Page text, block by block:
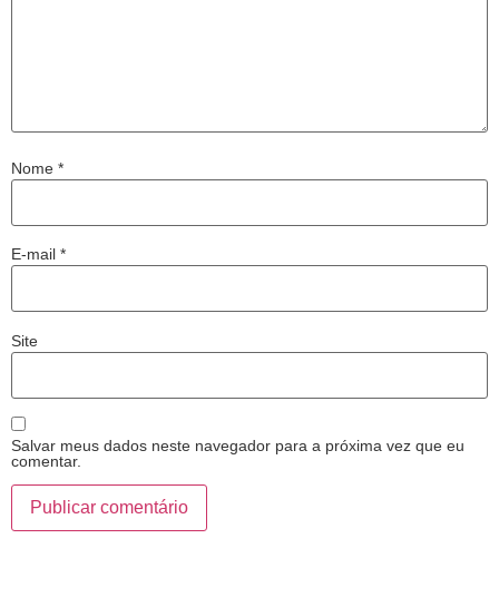
Nome *
E-mail *
Site
Salvar meus dados neste navegador para a próxima vez que eu
comentar.